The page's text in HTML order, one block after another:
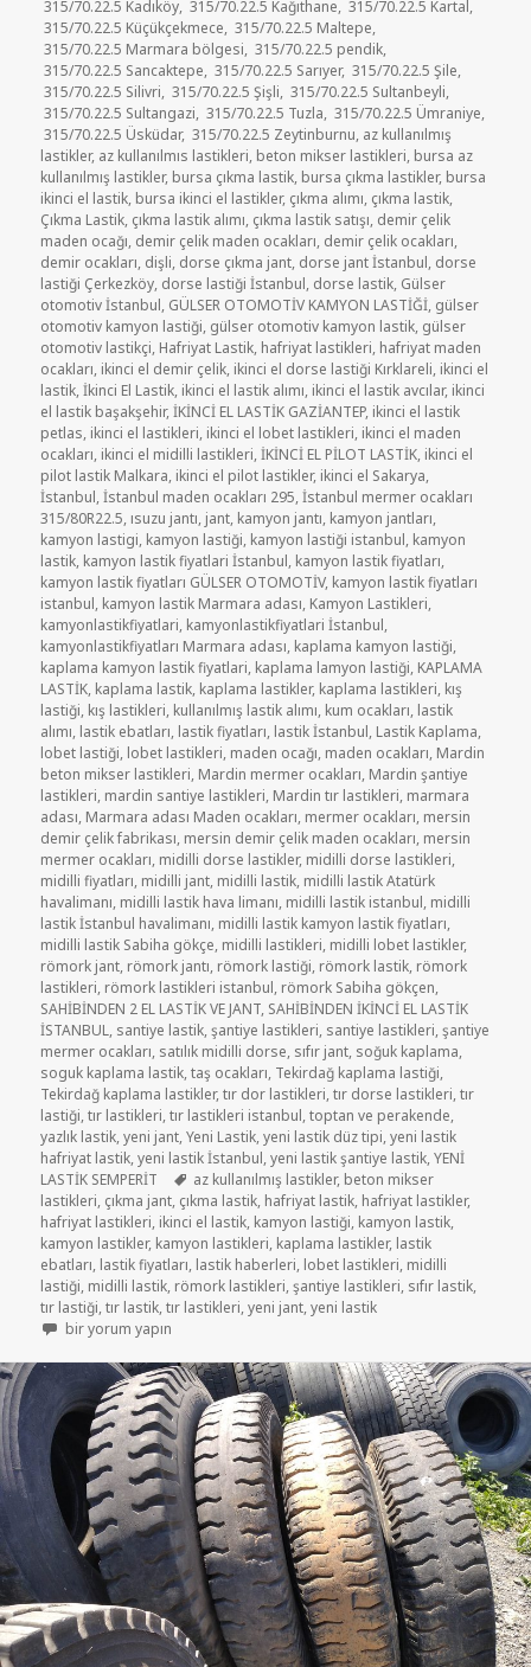
315/70.22.5 Kadıköy, 315/70.22.5 Kağıthane, 315/70.22.5 Kartal ,
315/70.22.5 Küçükçekmece, 315/70.22.5 Maltepe,
315/70.22.5 Marmara bölgesi, 315/70.22.5 pendik,
315/70.22.5 Sancaktepe, 315/70.22.5 Sarıyer, 315/70.22.5 Şile,
315/70.22.5 Silivri, 315/70.22.5 Şişli, 315/70.22.5 Sultanbeyli,
315/70.22.5 Sultangazi, 315/70.22.5 Tuzla, 315/70.22.5 Ümraniye,
315/70.22.5 Üsküdar, 315/70.22.5 Zeytinburnu, az kullanılmış
lastikler, az kullanılmıs lastikleri, beton mikser lastikleri, bursa az
kullanılmış lastikler, bursa çıkma lastik, bursa çıkma lastikler, bursa
ikinci el lastik, bursa ikinci el lastikler, çıkma alımı, çıkma lastik,
Çıkma Lastik, çıkma lastik alımı, çıkma lastik satışı, demir çelik
maden ocağı, demir çelik maden ocakları, demir çelik ocakları,
demir ocakları, dişli, dorse çıkma jant, dorse jant İstanbul, dorse
lastiği Çerkezköy, dorse lastiği İstanbul, dorse lastik, Gülser
otomotiv İstanbul, GÜLSER OTOMOTİV KAMYON LASTİĞİ, gülser
otomotiv kamyon lastiği, gülser otomotiv kamyon lastik, gülser
otomotiv lastikçi, Hafriyat Lastik, hafriyat lastikleri, hafriyat maden
ocakları, ikinci el demir çelik, ikinci el dorse lastiği Kırklareli, ikinci el
lastik,İkinci El Lastik, ikinci el lastik alımı, ikinci el lastik avcılar, ikinci
el lastik başakşehir,İKİNCİ EL LASTİK GAZİANTEP, ikinci el lastik
petlas, ikinci el lastikleri, ikinci el lobet lastikleri, ikinci el maden
ocakları, ikinci el midilli lastikleri,İKİNCİ EL PİLOT LASTİK, ikinci el
pilot lastik Malkara, ikinci el pilot lastikler, ikinci el Sakarya,
İstanbul,İstanbul maden ocakları 295,İstanbul mermer ocakları
315/80R22.5, ısuzu jantı, jant, kamyon jantı, kamyon jantları,
kamyon lastigi, kamyon lastiği, kamyon lastiği istanbul, kamyon
lastik, kamyon lastik fiyatlari İstanbul, kamyon lastik fiyatları,
kamyon lastik fiyatları GÜLSER OTOMOTİV, kamyon lastik fiyatları
istanbul, kamyon lastik Marmara adası, Kamyon Lastikleri,
kamyonlastikfiyatlari, kamyonlastikfiyatlari İstanbul,
kamyonlastikfiyatları Marmara adası, kaplama kamyon lastiği,
kaplama kamyon lastik fiyatlari, kaplama lamyon lastiği, KAPLAMA
LASTİK, kaplama lastik, kaplama lastikler, kaplama lastikleri, kış
lastiği, kış lastikleri, kullanılmış lastik alımı, kum ocakları, lastik
alımı, lastik ebatları, lastik fiyatları, lastik İstanbul, Lastik Kaplama,
lobet lastiği, lobet lastikleri, maden ocağı, maden ocakları, Mardin
beton mikser lastikleri, Mardin mermer ocakları, Mardin şantiye
lastikleri, mardin santiye lastikleri, Mardin tır lastikleri, marmara
adası, Marmara adası Maden ocakları, mermer ocakları, mersin
demir çelik fabrikası, mersin demir çelik maden ocakları, mersin
mermer ocakları, midilli dorse lastikler, midilli dorse lastikleri,
midilli fiyatları, midilli jant, midilli lastik, midilli lastik Atatürk
havalimanı, midilli lastik hava limanı, midilli lastik istanbul, midilli
lastik İstanbul havalimanı, midilli lastik kamyon lastik fiyatları,
midilli lastik Sabiha gökçe, midilli lastikleri, midilli lobet lastikler,
römork jant, römork jantı, römork lastiği, römork lastik, römork
lastikleri, römork lastikleri istanbul, römork Sabiha gökçen,
SAHİBİNDEN 2 EL LASTİK VE JANT, SAHİBİNDEN İKİNCİ EL LASTİK
İSTANBUL, santiye lastik,şantiye lastikleri, santiye lastikleri,şantiye
mermer ocakları, satılık midilli dorse, sıfır jant, soğuk kaplama,
soguk kaplama lastik,taş ocakları, Tekirdağ kaplama lastiği,
Tekirdağ kaplama lastikler,tır dor lastikleri,tır dorse lastikleri,tır
lastiği,tır lastikleri,tır lastikleri istanbul,toptan ve perakende,
yazlık lastik,yeni jant,Yeni Lastik,yeni lastik düz tipi,yeni lastik
hafriyat lastik,yeni lastik İstanbul,yeni lastik şantiye lastik,YENİ
LASTİK SEMPERİT
Etiketler
az kullanılmış lastikler, beton mikser
lastikleri, çıkma jant, çıkma lastik, hafriyat lastik, hafriyat lastikler,
hafriyat lastikleri, ikinci el lastik, kamyon lastiği, kamyon lastik,
kamyon lastikler, kamyon lastikleri, kaplama lastikler, lastik
ebatları, lastik fiyatları, lastik haberleri, lobet lastikleri, midilli
lastiği, midilli lastik, römork lastikleri,şantiye lastikleri, sıfır lastik,
tır lastiği,tır lastik,tır lastikleri,yeni jant,yeni lastik
315/70R22.5 AZ KULLANILMIŞ LASTİKLER için
bir yorum yapın